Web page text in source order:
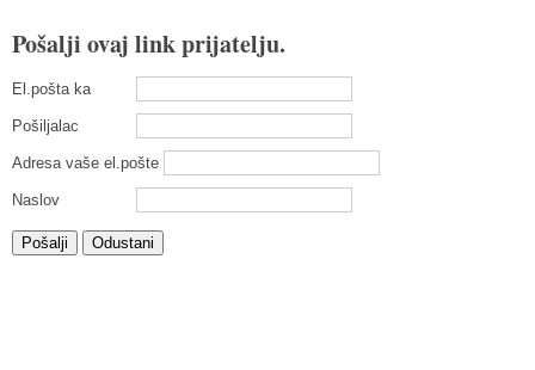
Pošalji ovaj link prijatelju.
El.pošta ka
Pošiljalac
Adresa vaše el.pošte
Naslov
Pošalji Odustani